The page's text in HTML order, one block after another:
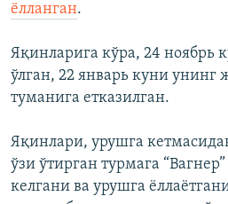
ёлланган.
Яқинларига кўра, 24 ноябрь
ўлган, 22 январь куни унинг
туманига етказилган.
Яқинлари, урушга
ўзи ўтирган турмага
келгани ва урушга